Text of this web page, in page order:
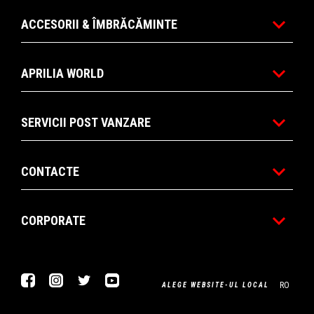
ACCESORII & ÎMBRĂCĂMINTE
APRILIA WORLD
SERVICII POST VANZARE
CONTACTE
CORPORATE
FacebookInstagram
Twitter YoutubeALEGE WEBSITE-UL LOCAL RO